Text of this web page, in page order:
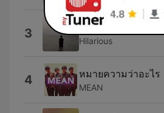
3 ไม่มีวันไหนที่ไม่คิดถึง
Hilarious
4 หมายความว่าอะไร
MEAN